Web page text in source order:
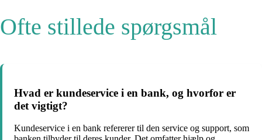
Ofte stillede spørgsmål
Hvad er kundeservice i en bank, og hvorfor er
det vigtigt?
Kundeservice i en bank refererer til den service og support, som